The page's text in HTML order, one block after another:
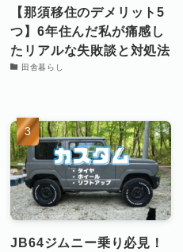
【那須移住のデメリット5
つ】6年住んだ私が痛感し
たリアルな失敗談と対処法
田舎暮らし
JB64ジムニー乗り必見！